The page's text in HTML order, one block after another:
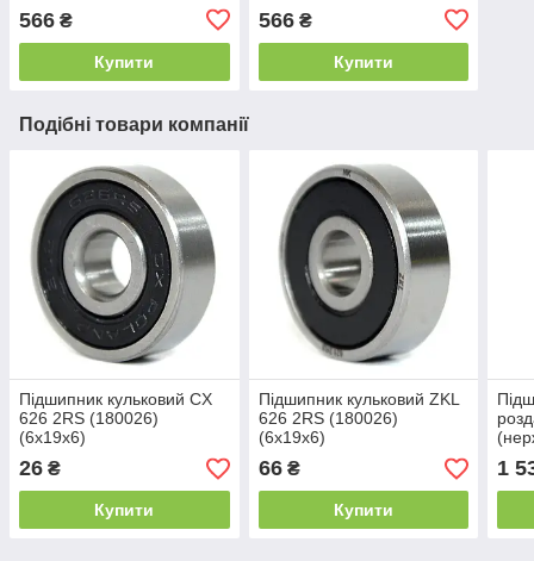
566 ₴
Купити
566₴
Купити
Подібні товари компанії
Підшипник кульковий CX
626 2RS (180026)
(6x19x6)
26 ₴
Купити
Підшипник кульковий ZKL
626 2RS (180026)
(6x19x6)
66₴
Купити
1